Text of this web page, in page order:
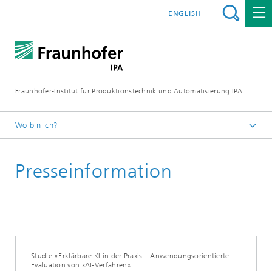
Fraunhofer-Institut für Produktionstechnik und Automatisierung IPA
ENGLISH
Wo bin ich?
Presse/Medien
Presseinformation
Studie »Erklärbare KI in der Praxis – Anwendungsorientierte
Evaluation von xAI-Verfahren«